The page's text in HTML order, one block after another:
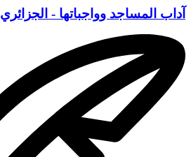
آداب المساجد وواجباتها - الجزائري